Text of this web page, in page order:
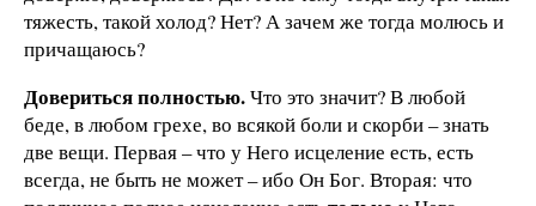
тяжесть, такой холод? Нет? А зачем же тогда молюсь и
причащаюсь?
Довериться полностью.Что это значит? В любой
беде, в любом грехе, во всякой боли и скорби – знать
две вещи. Первая – что у Него исцеление есть, есть
всегда, не быть не может – ибо Он Бог. Вторая: что